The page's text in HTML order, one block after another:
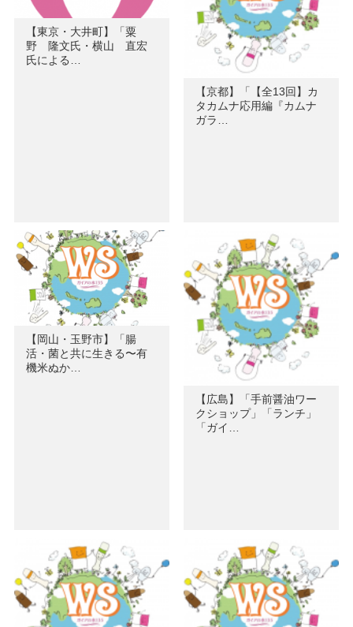
【東京・大井町】「粟
野 隆文氏・横山 直宏
氏による…
【京都】「【全13回】カ
タカムナ応用編『カムナ
ガラ…
【岡山・玉野市】「腸
活・菌と共に生きる〜有
機米ぬか…
【広島】「手前醤油ワー
クショップ」「ランチ」
「ガイ…